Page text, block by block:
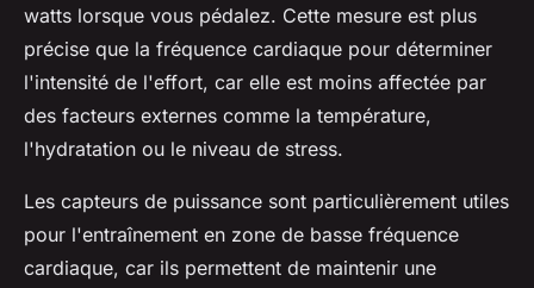
watts lorsque vous pédalez. Cette mesure est plus
précise que la fréquence cardiaque pour déterminer
l'intensité de l'effort, car elle est moins affectée par
des facteurs externes comme la température,
l'hydratation ou le niveau de stress.
Les capteurs de puissance sont particulièrement utiles
pour l'entraînement en zone de basse fréquence
cardiaque, car ils permettent de maintenir une